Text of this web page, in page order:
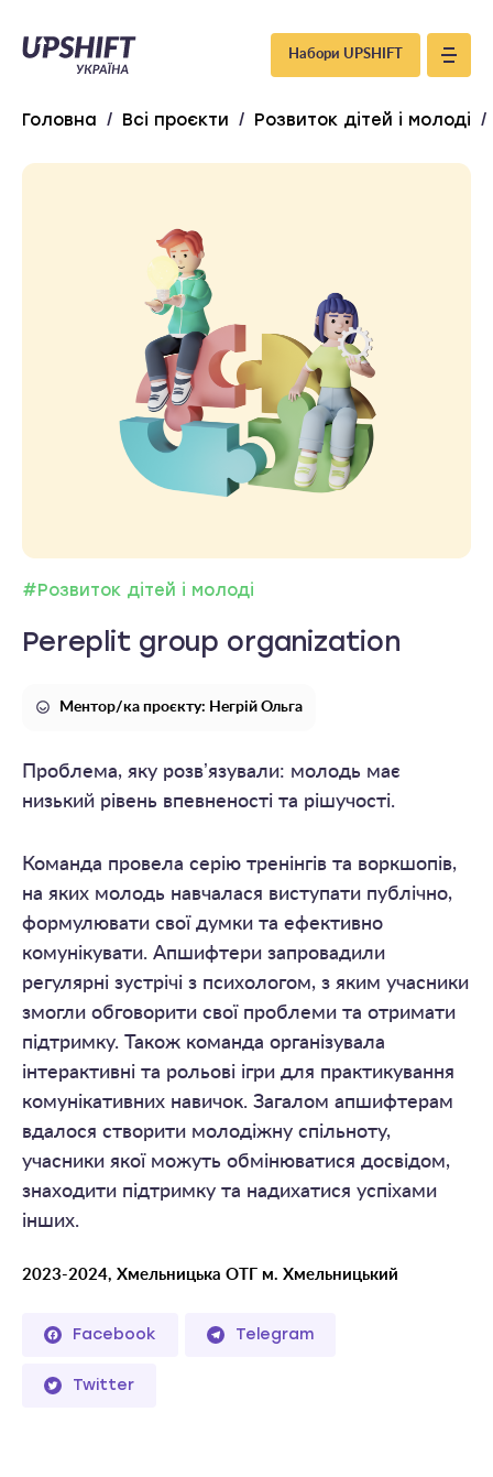
Upshift
–
Україна
Набори UPSHIFT
Головна / Всі проєкти / Розвиток дітей і молоді /
#Розвиток дітей і молоді
Pereplit group organization
Ментор/ка проєкту: Негрій Ольга
Проблема, яку розвʼязували: молодь має
низький рівень впевненості та рішучості.
Команда провела серію тренінгів та воркшопів,
на яких молодь навчалася виступати публічно,
формулювати свої думки та ефективно
комунікувати. Апшифтери запровадили
регулярні зустрічі з психологом, з яким учасники
змогли обговорити свої проблеми та отримати
підтримку. Також команда організувала
інтерактивні та рольові ігри для практикування
комунікативних навичок. Загалом апшифтерам
вдалося створити молодіжну спільноту,
учасники якої можуть обмінюватися досвідом,
знаходити підтримку та надихатися успіхами
інших.
2023-2024, Хмельницька ОТГ м. Хмельницький
Facebook Telegram
Twitter